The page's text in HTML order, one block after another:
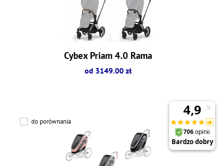
Cybex Priam 4.0 Rama
od 3149.00 zł
do porównania